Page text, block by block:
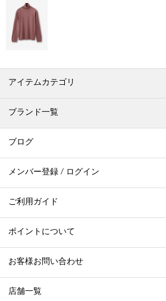
アイテムカテゴリ
ブランド一覧
ブログ
メンバー登録 / ログイン
ご利用ガイド
ポイントについて
お客様お問い合わせ
店舗一覧